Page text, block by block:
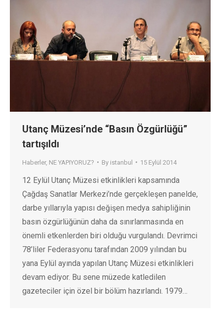
Utanç Müzesi’nde “Basın Özgürlüğü”
tartışıldı
Haberler, NE YAPIYORUZ? By istanbul 15 Eylül 2014
12 Eylül Utanç Müzesi etkinlikleri kapsamında
Çağdaş Sanatlar Merkezi’nde gerçekleşen panelde,
darbe yıllarıyla yapısı değişen medya sahipliğinin
basın özgürlüğünün daha da sınırlanmasında en
önemli etkenlerden biri olduğu vurgulandı. Devrimci
78’liler Federasyonu tarafından 2009 yılından bu
yana Eylül ayında yapılan Utanç Müzesi etkinlikleri
devam ediyor. Bu sene müzede katledilen
gazeteciler için özel bir bölüm hazırlandı. 1979…